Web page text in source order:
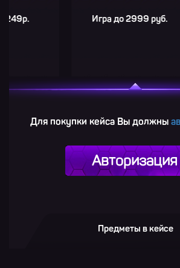
Игра до 2999 руб.
Для покупки кейса Вы должны
Авторизация
Предметы в кейсе